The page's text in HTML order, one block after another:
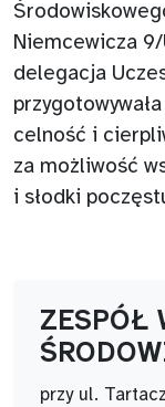
Niemcewicza 9/
delegacja
celność i
za możliwość
i słodki
ZESPÓŁ
przy ul.